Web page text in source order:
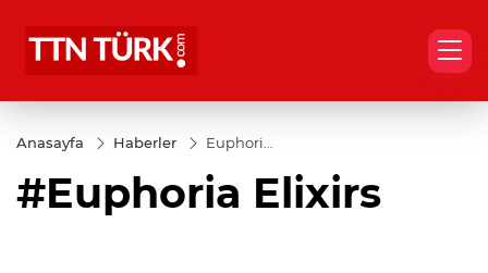
Anasayfa Haberler
Euphoria
#Euphoria Elixirs